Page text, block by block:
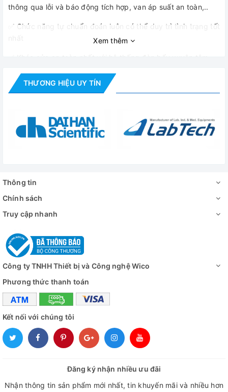
thông qua lỗi và báo động tích hợp, van áp suất an toàn,..
✅ Chức năng tự chuẩn đoán luôn có thể duy trì tình trạng tốt
✅ Duy trì nhiệt độ khử trùng không đổi thông qua điều khiển
chính xác tự động của bộ vi xử lý dựa trên nhiệt độ
lớn hơn thông qua bộ phận tạo hơi bên trong ( được trang bị)
✅ Chu kỳ tiệt trùng hoàn toàn tự động của một cấu trúc đơn
Xem thêm
THƯƠNG HIỆU UY TÍN
Thông tin
Chính sách
Truy cập nhanh
Công ty TNHH Thiết bị và Công nghệ Wico
Phương thức thanh toán
Kết nối với chúng tôi
Đăng ký nhận nhiều ưu đãi
Nhận thông tin sản phẩm mới nhất, tin khuyến mãi và nhiều hơn